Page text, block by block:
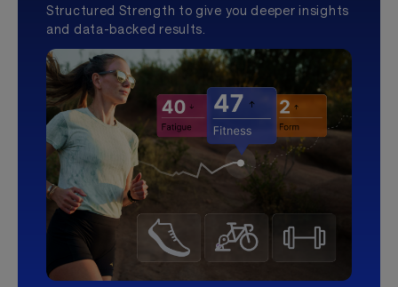
Structured Strength to give you deeper insights
and data-backed results.